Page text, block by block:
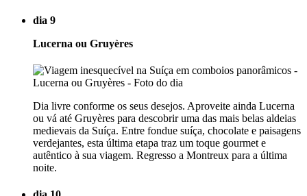
dia 9
Lucerna ou Gruyères
Dia livre conforme os seus desejos. Aproveite ainda Lucerna
ou vá até Gruyères para descobrir uma das mais belas aldeias
medievais da Suíça. Entre fondue suíça, chocolate e paisagens
verdejantes, esta última etapa traz um toque gourmet e
autêntico à sua viagem. Regresso a Montreux para a última
noite.